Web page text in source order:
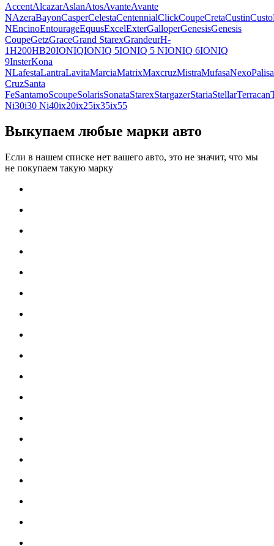
AccentAlcazarAslanAtosAvanteAvante
NAzeraBayonCasperCelestaCentennialClickCoupeCretaCustinCusto
NEncinoEntourageEquusExcelExterGalloperGenesisGenesis
CoupeGetzGraceGrand StarexGrandeurH-
1H200HB20IONIQIONIQ 5IONIQ 5 NIONIQ 6IONIQ
9InsterKona
NLafestaLantraLavitaMarciaMatrixMaxcruzMistraMufasaNexo
CruzSanta
FeSantamoScoupeSolarisSonataStarexStargazerStariaStellarTerracan
Ni30i30 Ni40ix20ix25ix35ix55
Выкупаем любые марки авто
Если в нашем списке нет вашего авто, это не значит, что мы
не покупаем такую марку